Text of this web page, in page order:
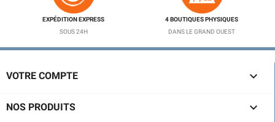
EXPÉDITION EXPRESS
SOUS 24H
4 BOUTIQUES PHYSIQUES
DANS LE GRAND OUEST
VOTRE COMPTE 
NOS PRODUITS 